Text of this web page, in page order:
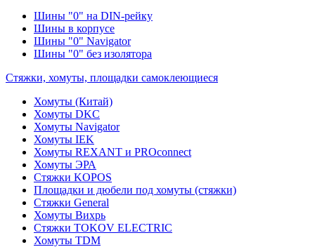
Шины "0" на DIN-рейку
Шины в корпусе
Шины "0" Navigator
Шины "0" без изолятора
Стяжки, хомуты, площадки самоклеющиеся
Хомуты (Китай)
Хомуты DKC
Хомуты Navigator
Хомуты IEK
Хомуты REXANT и PROconnect
Хомуты ЭРА
Стяжки KOPOS
Площадки и дюбели под хомуты (стяжки)
Стяжки General
Хомуты Вихрь
Стяжки TOKOV ELECTRIC
Хомуты TDM